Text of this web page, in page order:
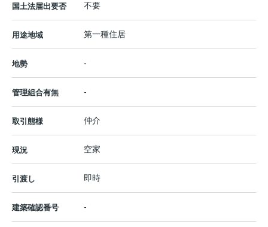
国土法届出要否 不要
用途地域 第一種住居
地勢 -
管理組合有無 -
取引態様 仲介
現況 空家
引渡し 即時
建築確認番号 -